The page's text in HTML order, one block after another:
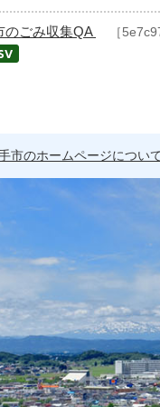
のごみ収集QA ［
市のホームページについ